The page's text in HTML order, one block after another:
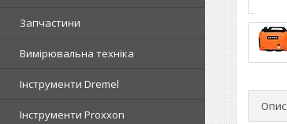
Запчастини
Вимірювальна техніка
Інструменти Dremel
Інструменти Proxxon
Опис